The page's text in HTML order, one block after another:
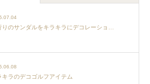
りのサンダルをキラキラにデコレーショ…
キラのデコゴルフアイテム